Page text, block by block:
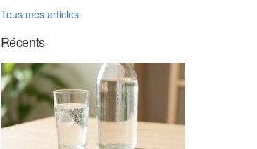
Tous mes articles
Récents